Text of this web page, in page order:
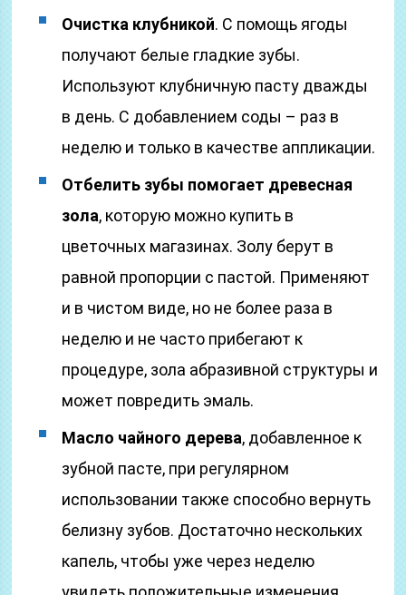
Очистка клубникой. С помощь ягоды
получают белые гладкие зубы.
Используют клубничную пасту дважды
в день. С добавлением соды – раз в
неделю и только в качестве аппликации.
Отбелить зубы помогает древесная
зола, которую можно купить в
цветочных магазинах. Золу берут в
равной пропорции с пастой. Применяют
и в чистом виде, но не более раза в
неделю и не часто прибегают к
процедуре, зола абразивной структуры и
может повредить эмаль.
Масло чайного дерева, добавленное к
зубной пасте, при регулярном
использовании также способно вернуть
белизну зубов. Достаточно нескольких
капель, чтобы уже через неделю